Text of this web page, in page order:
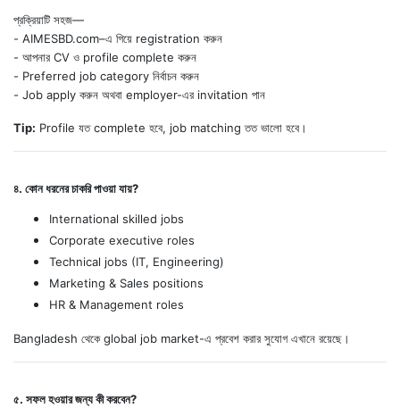
প্রক্রিয়াটি সহজ—
- AIMESBD.com–এ গিয়ে registration করুন
- আপনার CV ও profile complete করুন
- Preferred job category নির্বাচন করুন
- Job apply করুন অথবা employer-এর invitation পান
Tip: Profile যত complete হবে, job matching তত ভালো হবে।
৪. কোন ধরনের চাকরি পাওয়া যায়?
International skilled jobs
Corporate executive roles
Technical jobs (IT, Engineering)
Marketing & Sales positions
HR & Management roles
Bangladesh থেকে global job market-এ প্রবেশ করার সুযোগ এখানে রয়েছে।
৫. সফল হওয়ার জন্য কী করবেন?